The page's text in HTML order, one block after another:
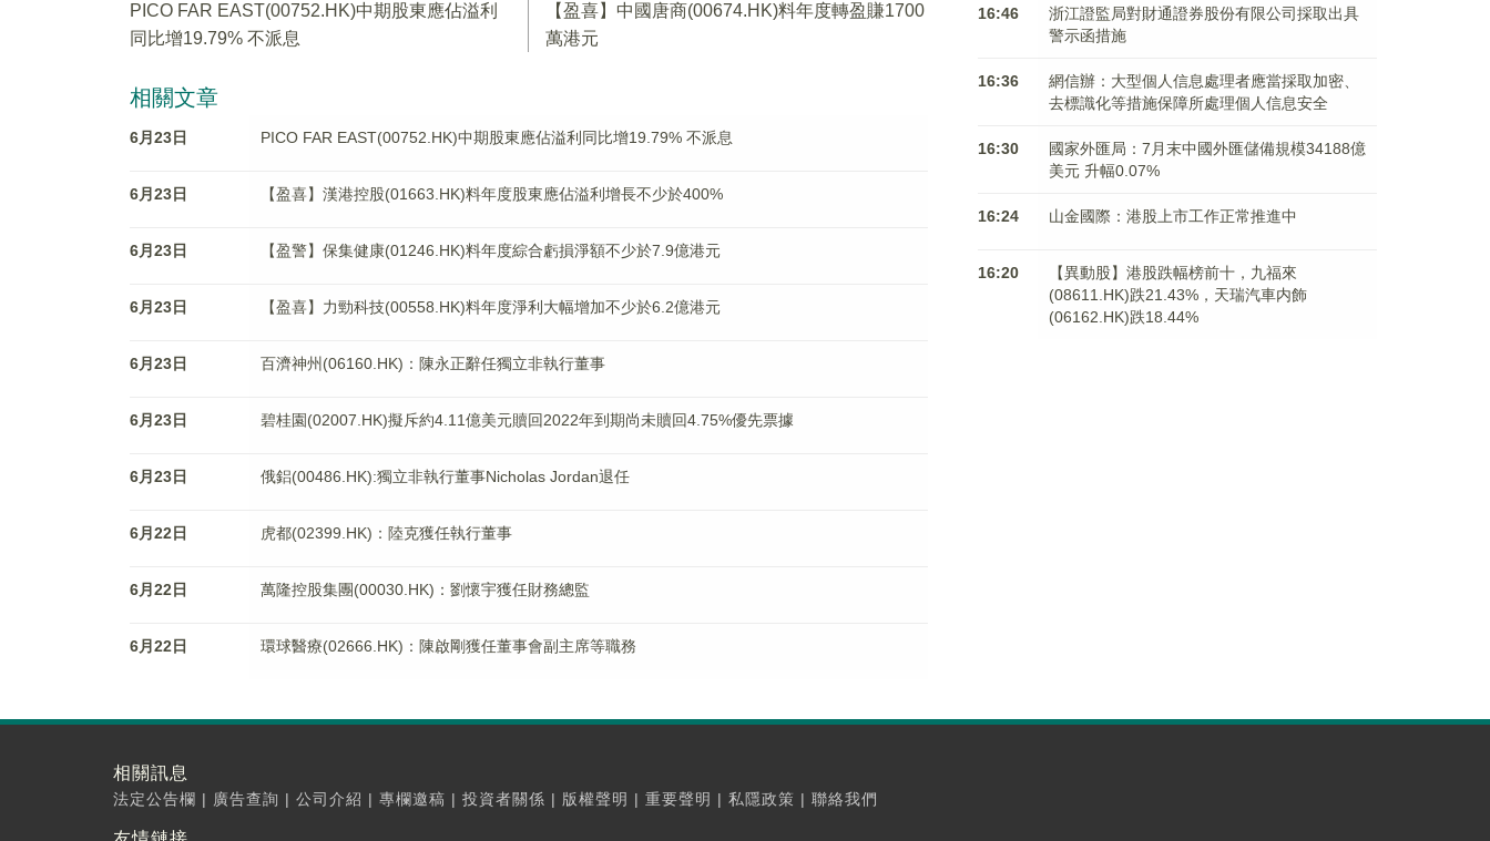
PICO FAR EAST(00752.HK)中期股東應佔溢利
同比增19.79% 不派息
【盈喜】中國唐商(00674.HK)料年度轉盈賺1700
萬港元
相關文章
6月23日 PICO FAR EAST(00752.HK)中期股東應佔溢利同比增19.79% 不派息
6月23日 【盈喜】漢港控股(01663.HK)料年度股東應佔溢利增長不少於400%
6月23日 【盈警】保集健康(01246.HK)料年度綜合虧損淨額不少於7.9億港元
6月23日 【盈喜】力勁科技(00558.HK)料年度淨利大幅增加不少於6.2億港元
6月23日 百濟神州(06160.HK)：陳永正辭任獨立非執行董事
6月23日 碧桂園(02007.HK)擬斥約4.11億美元贖回2022年到期尚未贖回4.75%優先票據
6月23日 俄鋁(00486.HK):獨立非執行董事Nicholas Jordan退任
6月22日 虎都(02399.HK)：陸克獲任執行董事
6月22日 萬隆控股集團(00030.HK)：劉懷宇獲任財務總監
6月22日 環球醫療(02666.HK)：陳啟剛獲任董事會副主席等職務
16:46
浙江證監局對財通證券股份有限公司採取出具
警示函措施
16:36
網信辦：大型個人信息處理者應當採取加密、
去標識化等措施保障所處理個人信息安全
16:30
國家外匯局：7月末中國外匯儲備規模34188億
美元 升幅0.07%
16:24 山金國際：港股上市工作正常推進中
16:20
【異動股】港股跌幅榜前十，九福來
(08611.HK)跌21.43%，天瑞汽車内飾
(06162.HK)跌18.44%
相關訊息
法定公告欄 | 廣告查詢 | 公司介紹 | 專欄邀稿 | 投資者關係 | 版權聲明 | 重要聲明 | 私隱政策 | 聯絡我們